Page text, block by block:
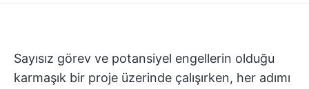
Sayısız görev ve potansiyel engellerin olduğu
karmaşık bir proje üzerinde çalışırken, her adımı